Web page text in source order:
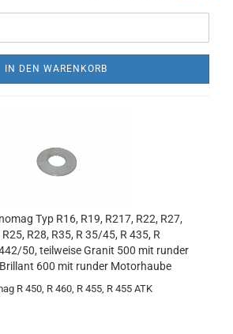
IN DEN WARENKORB
Typ R16, R19, R217, R22, R27,
R28, R35, R 35/45, R 435, R
50, teilweise Granit 500 mit runder
600 mit runder Motorhaube
R 450, R 460, R 455, R 455 ATK